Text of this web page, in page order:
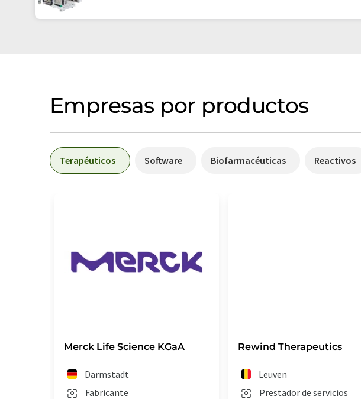
Empresas por productos
Terapéuticos Software Biofarmacéuticas Reactivos
Merck Life Science KGaA
Fabricante
Darmstadt
Rewind Therapeutics
Prestador de servicios
Leuven